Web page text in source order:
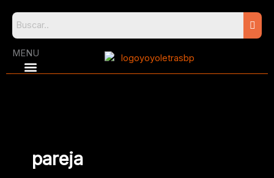
content
MENU
pareja